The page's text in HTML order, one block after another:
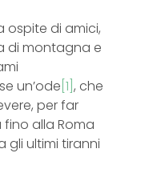
ospite di amici,
di montagna e
un’ode [1] , che
per far
alla Roma
gli ultimi tiranni